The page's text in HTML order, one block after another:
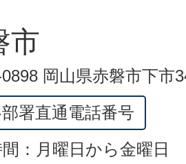
市
岡山県赤磐市下市
署直通電話番号
：月曜日から金曜日